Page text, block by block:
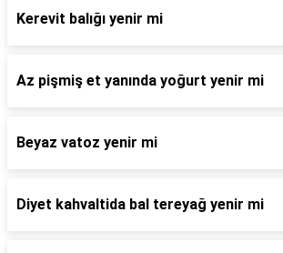
Kerevit balığı yenir mi
Az pişmiş et yanında yoğurt yenir mi
Beyaz vatoz yenir mi
Diyet kahvaltida bal tereyağ yenir mi